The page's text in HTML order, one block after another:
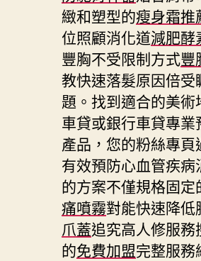
緻和塑型的瘦身霜推
位照顧消化道減肥酵
豐胸不受限制方式豐
教快速落髮原因倍受
題。找到適合的美
車貸或銀行車貸專
產品，您的粉絲專
有效預防心血管疾
的方案不僅規格固
痛噴霧對能快速降
爪蓋追究高人修服
的免費加盟完整服務